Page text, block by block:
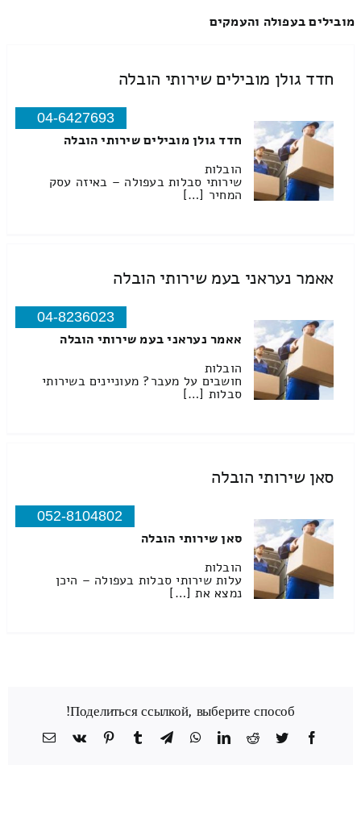
מובילים בעפולה והעמקים
חדד גולן מובילים שירותי הובלה
04-6427693
חדד גולן מובילים שירותי הובלה
הובלות
שירותי סבלות בעפולה – באיזה עסק
המחיר […]
אאמר נעראני בעמ שירותי הובלה
04-8236023
אאמר נעראני בעמ שירותי הובלה
הובלות
חושבים על מעבר? מעוניינים בשירותי
סבלות […]
סאן שירותי הובלה
052-8104802
סאן שירותי הובלה
הובלות
עלות שירותי סבלות בעפולה – היכן
נמצא את […]
Поделиться ссылкой, выберите способ!
Facebook
Twitter
Reddit
LinkedIn
WhatsApp
Telegram
Tumblr
Pinterest
Vk
כתובת